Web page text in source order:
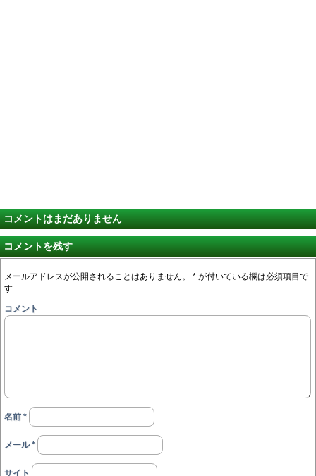
コメントはまだありません
コメントを残す
メールアドレスが公開されることはありません。 * が付いている欄は必須項目で
す
コメント
名前 *
メール*
サイト